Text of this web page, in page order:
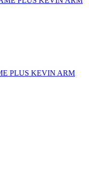
PLUS KEVIN ARM